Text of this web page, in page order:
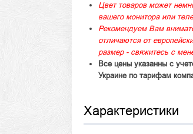
Цвет товаров может
вашего монитора или
Рекомендуем Вам
отличаются от
размер - свяжитесь с
Все цены указанны с
Украине по тарифам
Характеристики